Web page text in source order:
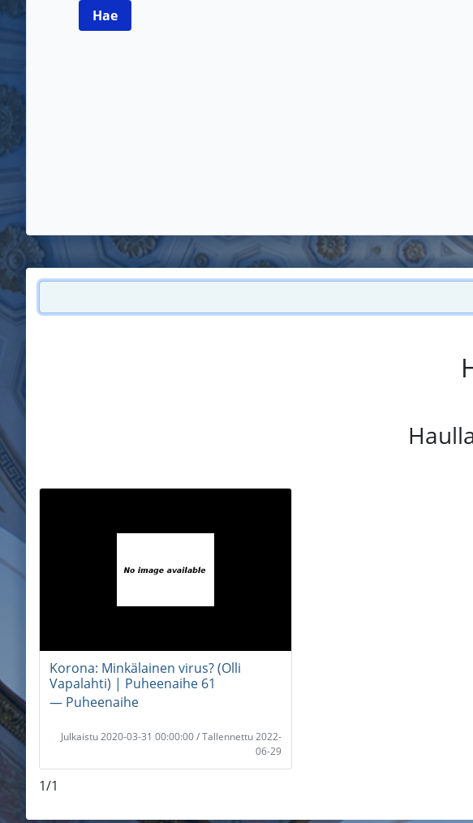
Korona: Minkälainen virus? (Olli
Vapalahti) | Puheenaihe 61
― Puheenaihe
Julkaistu 2020-03-31 00:00:00 / Tallennettu 2022-
06-29
1/1